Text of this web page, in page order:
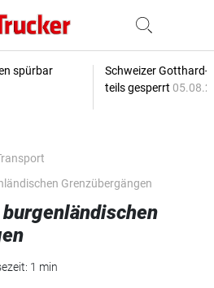
spürbar
Schweizer Gotthard-
teils gesperrt
Grenzübergängen
1 min